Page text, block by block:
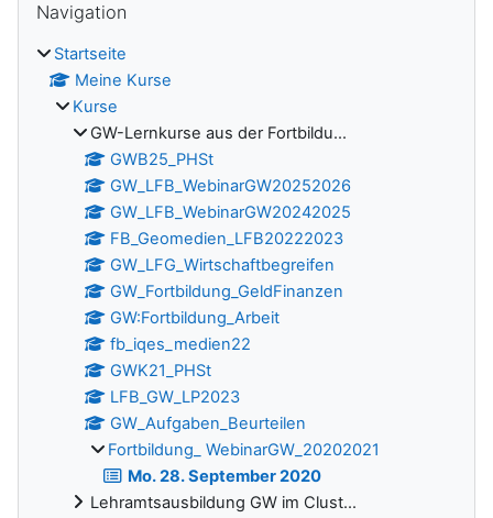
Navigation
Startseite
Meine Kurse
Kurse
GW-Lernkurse aus der Fortbildu...
GWB25_PHSt
GW_LFB_WebinarGW20252026
GW_LFB_WebinarGW20242025
FB_Geomedien_LFB20222023
GW_LFG_Wirtschaftbegreifen
GW_Fortbildung_GeldFinanzen
GW:Fortbildung_Arbeit
fb_iqes_medien22
GWK21_PHSt
LFB_GW_LP2023
GW_Aufgaben_Beurteilen
Fortbildung_ WebinarGW_20202021
Mo. 28. September 2020
Lehramtsausbildung GW im Clust...